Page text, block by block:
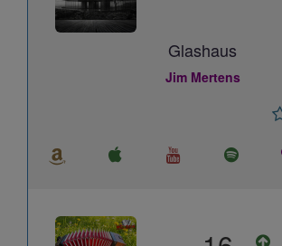
Glashaus
Jim Mertens